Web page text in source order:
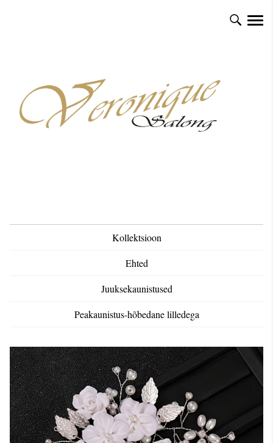
Kollektsioon
Ehted
Juuksekaunistused
Peakaunistus-hõbedane lilledega